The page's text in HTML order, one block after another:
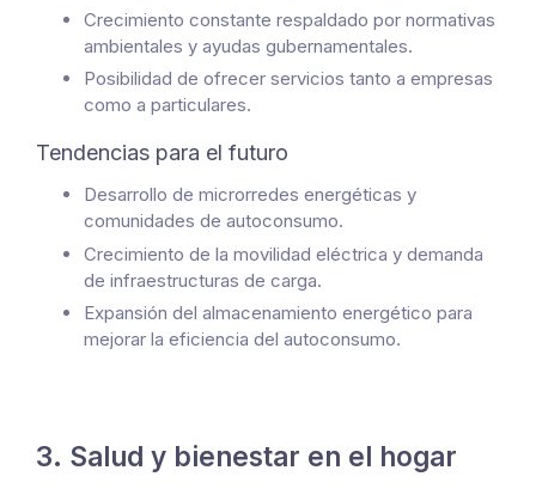
Crecimiento constante respaldado por normativas
ambientales y ayudas gubernamentales.
Posibilidad de ofrecer servicios tanto a empresas
como a particulares.
Tendencias para el futuro
Desarrollo de microrredes energéticas y
comunidades de autoconsumo.
Crecimiento de la movilidad eléctrica y demanda
de infraestructuras de carga.
Expansión del almacenamiento energético para
mejorar la eficiencia del autoconsumo.
3. Salud y bienestar en el hogar